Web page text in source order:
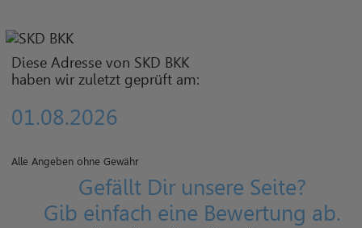
Diese Adresse von SKD BKK
haben wir zuletzt geprüft am:
01.08.2026
Alle Angeben ohne Gewähr
Gefällt Dir unsere Seite?
Gib einfach eine Bewertung ab.